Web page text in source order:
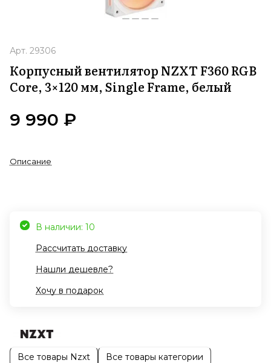
Арт. 29306
Корпусный вентилятор NZXT F360 RGB
Core, 3×120 мм, Single Frame, белый
9 990 ₽
Описание
В наличии: 10
Рассчитать доставку
Нашли дешевле?
Хочу в подарок
Все товары Nzxt Все товары категории